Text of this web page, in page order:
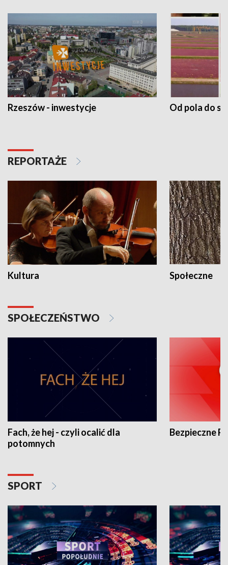
Rzeszów - inwestycje Od pola do
REPORTAŻE
Kultura Społeczne
SPOŁECZEŃSTWO
Fach, że hej - czyli ocalić dla
potomnych
Bezpieczne
SPORT